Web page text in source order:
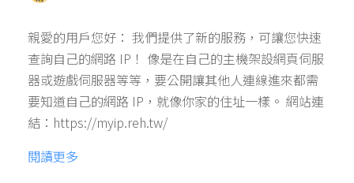
親愛的用戶您好： 我們提供了新的服務，可讓您快速
查詢自己的網路 IP！ 像是在自己的主機架設網頁伺服
器或遊戲伺服器等等，要公開讓其他人連線進來都需
要知道自己的網路 IP，就像你家的住址一樣。 網站連
結：https://myip.reh.tw/
閱讀更多